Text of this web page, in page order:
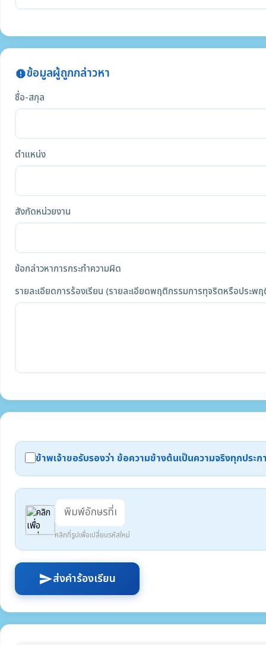
reportข้อมูลผู้ถูกกล่าวหา
ชื่อ-สกุล
ตำแหน่ง
สังกัดหน่วยงาน
ข้อกล่าวหาการกระทำความผิด
รายละเอียดการร้องเรียน (รายละเอียดพฤติกรรมการทุจริตหรือประพ
ข้าพเจ้าขอรับรองว่า ข้อความข้างต้นเป็นความจริงทุกปร
คลิกที่รูปเพื่อเปลี่ยนรหัสใหม่
sendส่งคำร้องเรียน